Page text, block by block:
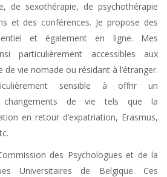
de sexothérapie, de psychothérapie
et des conférences. Je propose des
et également en ligne. Mes
particulièrement accessibles aux
vie nomade ou résidant à l’étranger.
sensible à offrir un
changements de vie tels que la
en retour d’expatriation, Erasmus,
des Psychologues et de la
Universitaires de Belgique. Ces